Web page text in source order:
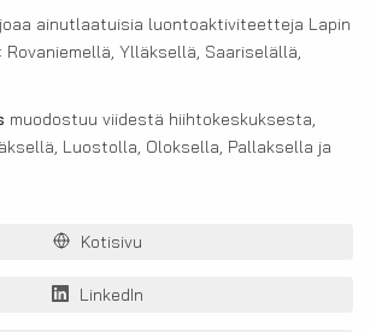
ainutlaatuisia luontoaktiviteetteja Lapin
Ylläksellä, Saariselällä,
muodostuu viidestä hiihtokeskuksesta,
Luostolla, Oloksella, Pallaksella ja
Kotisivu
LinkedIn